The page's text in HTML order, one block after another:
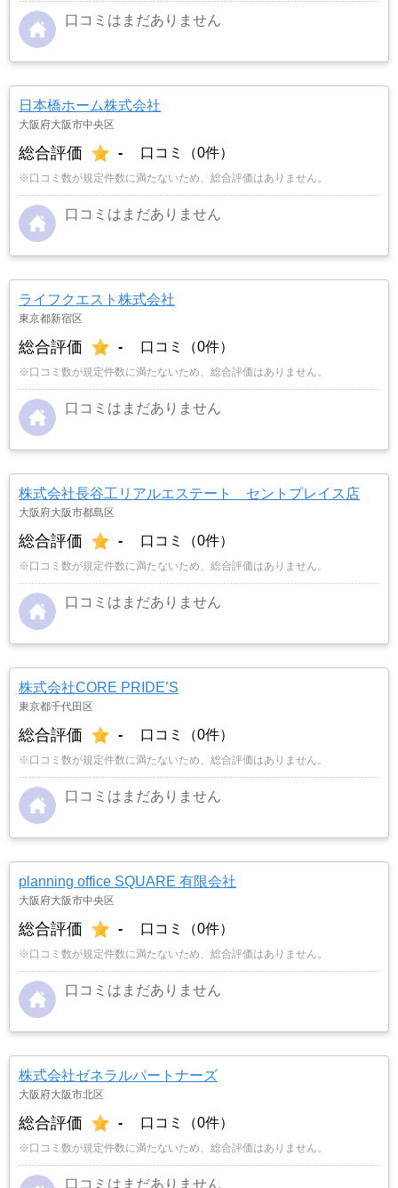
口コミはまだありません
日本橋ホーム株式会社
大阪府大阪市中央区
総合評価 - 口コミ（0件）
※口コミ数が規定件数に満たないため、総合評価はありません。
口コミはまだありません
ライフクエスト株式会社
東京都新宿区
総合評価 - 口コミ（0件）
※口コミ数が規定件数に満たないため、総合評価はありません。
口コミはまだありません
株式会社長谷工リアルエステート セントプレイス店
大阪府大阪市都島区
総合評価 - 口コミ（0件）
※口コミ数が規定件数に満たないため、総合評価はありません。
口コミはまだありません
株式会社CORE PRIDE’S
東京都千代田区
総合評価 - 口コミ（0件）
※口コミ数が規定件数に満たないため、総合評価はありません。
口コミはまだありません
planning office SQUARE 有限会社
大阪府大阪市中央区
総合評価 - 口コミ（0件）
※口コミ数が規定件数に満たないため、総合評価はありません。
口コミはまだありません
株式会社ゼネラルパートナーズ
大阪府大阪市北区
総合評価 - 口コミ（0件）
※口コミ数が規定件数に満たないため、総合評価はありません。
口コミはまだありません